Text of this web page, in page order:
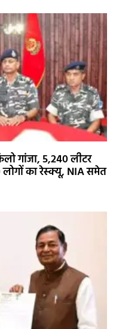
गांजा, 5,240 लीटर
लोगों का रेस्क्यू, NIA समेत